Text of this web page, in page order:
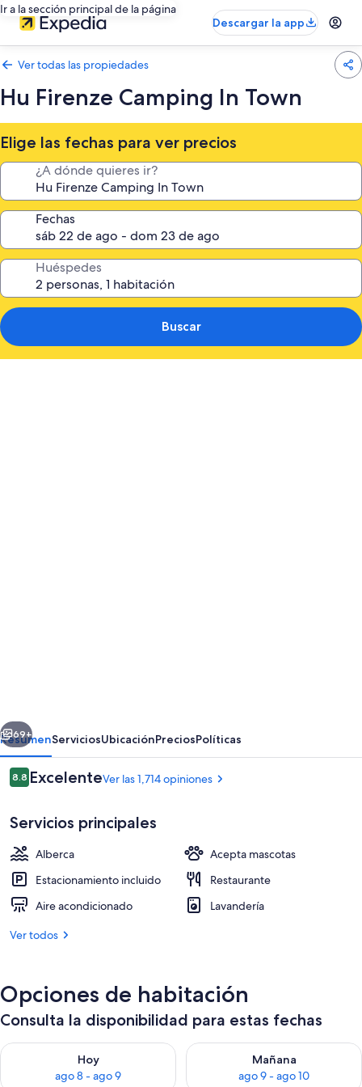
Ir a la sección principal de la página
Descargar la app
Ver todas las propiedades
Hu Firenze Camping In Town
Elige las fechas para ver precios
¿A dónde quieres ir?
Fechas
Huéspedes
Buscar
Town
Chalet | Caja de seguridad en la
Siguiente
69+
ResumenServiciosUbicaciónPreciosPolíticas
Opiniones
8.88.8 de 10,
ExcelenteVer las 1,714 opiniones
Servicios principales
Alberca
Acepta mascotas
Estacionamiento incluido
Restaurante
Aire acondicionado
Lavandería
Ver todos
Opciones de habitación
Consulta la disponibilidad para estas fechas
Hoy
ago 8 - ago 9
Consulta la disponibilidad para hoy ago 8 - ago 9
Mañana
ago 9 - ago 10
Consulta la disponibilidad